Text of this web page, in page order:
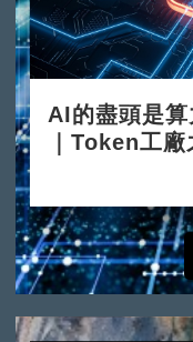
AI的盡頭是
｜Token工廠